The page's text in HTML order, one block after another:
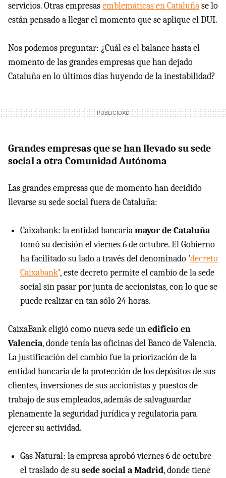
servicios. Otras empresasemblemáticas en Cataluñase lo
están pensado a llegar el momento que se aplique el DUI.
Nos podemos preguntar: ¿Cuál es el balance hasta el
momento de las grandes empresas que han dejado
Cataluña en lo últimos días huyendo de la inestabilidad?
Grandes empresas que se han llevado su sede
social a otra Comunidad Autónoma
Las grandes empresas que de momento han decidido
llevarse su sede social fuera de Cataluña:
Caixabank: la entidad bancariamayor de Cataluña
tomó su decisión el viernes 6 de octubre. El Gobierno
ha facilitado su lado a través del denominado 'decreto
Caixabank', este decreto permite el cambio de la sede
social sin pasar por junta de accionistas, con lo que se
puede realizar en tan sólo 24 horas.
CaixaBank eligió como nueva sede unedificio en
Valencia, donde tenía las oficinas del Banco de Valencia.
La justificación del cambio fue la priorización de la
entidad bancaria de la protección de los depósitos de sus
clientes, inversiones de sus accionistas y puestos de
trabajo de sus empleados, además de salvaguardar
plenamente la seguridad jurídica y regulatoria para
ejercer su actividad.
Gas Natural: la empresa aprobó viernes 6 de octubre
el traslado de susede social a Madrid, donde tiene